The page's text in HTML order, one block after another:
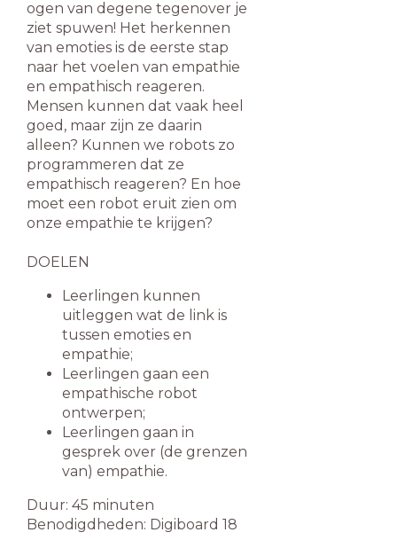
ogen van degene tegenover je
ziet spuwen! Het herkennen
van emoties is de eerste stap
naar het voelen van empathie
en empathisch reageren.
Mensen kunnen dat vaak heel
goed, maar zijn ze daarin
alleen? Kunnen we robots zo
programmeren dat ze
empathisch reageren? En hoe
moet een robot eruit zien om
onze empathie te krijgen?
DOELEN
Leerlingen kunnen
uitleggen wat de link is
tussen emoties en
empathie;
Leerlingen gaan een
empathische robot
ontwerpen;
Leerlingen gaan in
gesprek over (de grenzen
van) empathie.
Duur: 45 minuten
Benodigdheden: Digiboard 18